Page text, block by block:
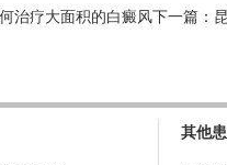
治疗大面积的白癜风下一篇：
其他